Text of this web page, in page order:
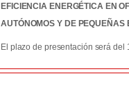
EFICIENCIA ENERGÉTICA EN
AUTÓNOMOS Y DE
El plazo de presentación será